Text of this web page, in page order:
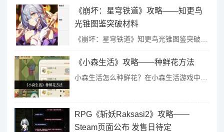
《崩坏：星穹铁道》攻略——知更鸟
光锥图鉴突破材料
《小森生活》攻略——种鲜花方法
小森生活怎么种鲜花？在小森生活游戏中一些玩家喜欢在家附近种植各种鲜花，有些玩家在拜访的时候看到了，也想种植但却不知道方法，为此小编整理了小森生活种鲜花的具体方法，大家有需要的话可以看看。...
RPG《斩妖Raksasi2》攻略——
Steam页面公布 发售日待定